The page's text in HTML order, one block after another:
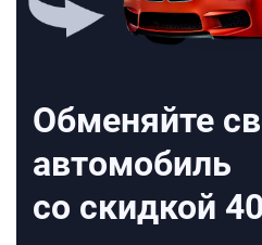
Обменяйте
автомобиль
со скидкой